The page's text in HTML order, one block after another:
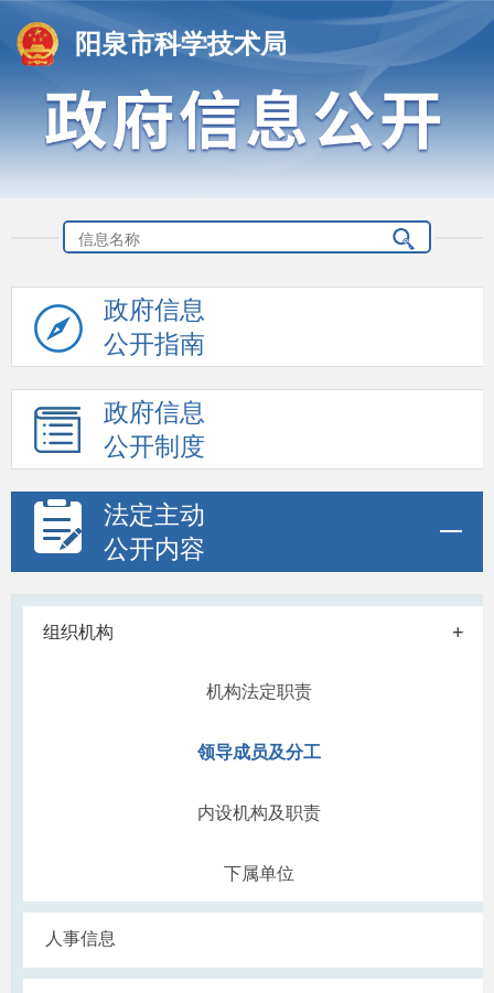
阳泉市科学技术局
政府信息
公开指南
政府信息
公开制度
法定主动
公开内容
组织机构 +
机构法定职责
领导成员及分工
内设机构及职责
下属单位
人事信息